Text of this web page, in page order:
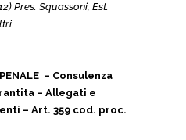
Pres. Squassoni, Est.
– Consulenza
– Allegati e
– Art. 359 cod. proc.